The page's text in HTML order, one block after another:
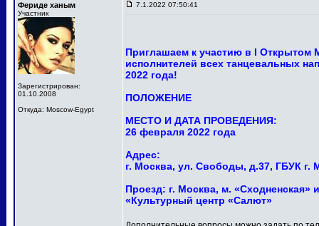
Фериде ханым
Участник
Зарегистрирован:
01.10.2008
Откуда: Moscow-Egypt
7.1.2022 07:50:41
Приглашаем к участию в I
исполнителей всех танцевальных
2022 года!
ПОЛОЖЕНИЕ
МЕСТО И ДАТА ПРОВЕДЕНИЯ:
26 февраля 2022 года
Адрес:
г. Москва, ул. Свободы, д.37, ГБУК
Проезд: г. Москва, м. «Сходненская»
«Культурный центр «Салют»